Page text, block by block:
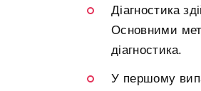
Діагностика
Основними
діагностика.
У першому